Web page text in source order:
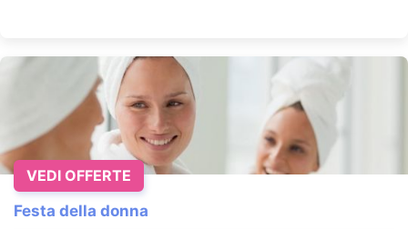
Festa della donna
VEDI OFFERTE